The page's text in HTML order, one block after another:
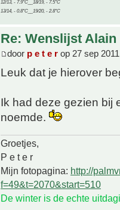
12/13, - 7.9°C__18/19, - 7.5°C
13/14, - 0.8°C__19/20, - 2.8°C
Re: Wenslijst Alain
door p e t e r op 27 sep
Leuk dat je hierover
Ik had deze gezien bij
noemde.
Groetjes,
P e t e r
Mijn fotopagina: http://
f=49&t=2070&start=510
De winter is de echte